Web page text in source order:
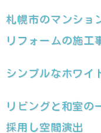
札幌市のマンショ
リフォームの施工
シンプルなホワイ
リビングと和室の
採用し空間演出